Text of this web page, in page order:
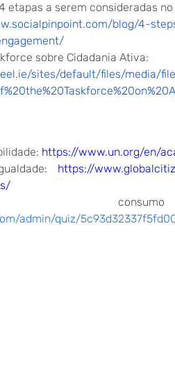
etapas a serem consideradas
blog/4-
sobre Cidadania Ativa:
sites/default/files/media/
: https://www.un.org/en/
:
https://
admin/quiz/